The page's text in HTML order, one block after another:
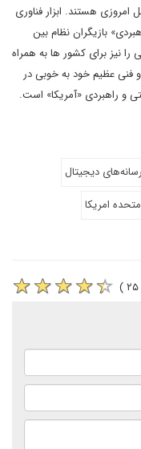
امروزی هستند. ابزار فناوری
بازیگران نظام بین
را نیز برای کشور ها به همراه
و فنی عظیم خود به خوبی در
و راهبردی «آمریکا» است.
رسانه‌های دیجیتال
متحده امریکا
)